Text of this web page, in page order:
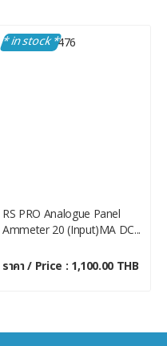
* in stock *
RS PRO Analogue Panel
Ammeter 20 (Input)mA DC...
ราคา / Price : 1,100.00 THB